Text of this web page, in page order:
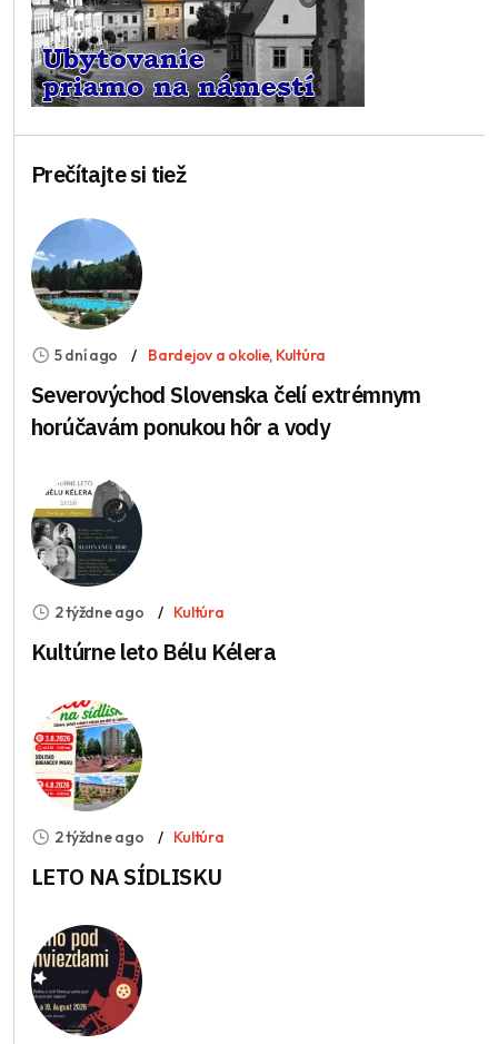
Prečítajte si tiež
5 dní ago Bardejov a okolie, Kultúra
Severovýchod Slovenska čelí extrémnym
horúčavám ponukou hôr a vody
2 týždne ago Kultúra
Kultúrne leto Bélu Kélera
2 týždne ago Kultúra
LETO NA SÍDLISKU